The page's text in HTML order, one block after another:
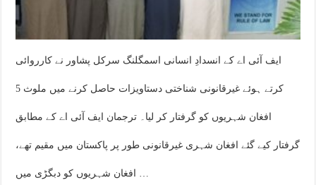
ایف آئی اے کے انسدادِ انسانی اسمگلنگ سرکل پشاور نے کارروائی
کرتے ہوئے غیرقانونی شناختی دستاویزات حاصل کرنے میں ملوث 5
افغان شہریوں کو گرفتار کر لیا۔ ترجمان ایف آئی اے کے مطابق
گرفتار کیے گئے افغان شہری غیرقانونی طور پر پاکستان میں مقیم تھے،
افغان شہریوں کو دبگڑی میں …